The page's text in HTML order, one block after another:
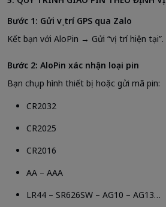
Bước 1: Gửi vị trí GPS qua Zalo
Kết bạn với AloPin → Gửi “vị trí hiện tại”.
Bước 2: AloPin xác nhận loại pin
Bạn chụp hình thiết bị hoặc gửi mã pin:
CR2032
CR2025
CR2016
AA – AAA
LR44 – SR626SW – AG10 – AG13…